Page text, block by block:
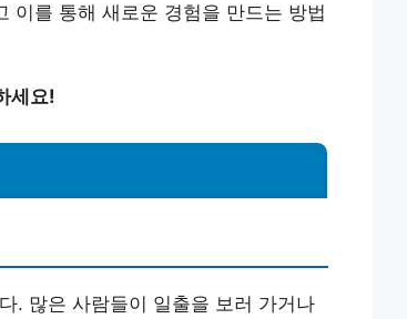
이를 통해 새로운 경험을 만드는 방법
세요!
. 많은 사람들이 일출을 보러 가거나